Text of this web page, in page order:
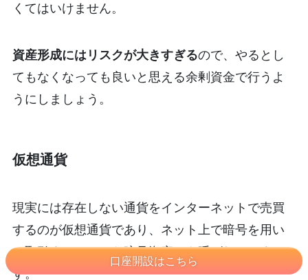
口座開設はこちら
くてはいけません。
資産形成にはリスクが大きすぎるので、やるとし
てもなくなっても良いと思える余剰資金で行うよ
うにしましょう。
仮想通貨
現実には存在しない通貨をインターネットで売買
するのが仮想通貨であり、ネット上で暗号を用い
て取引することから暗号資産とも呼ばれていま
す。